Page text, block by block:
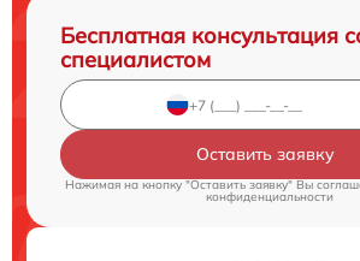
Бесплатная консультация
специалистом
Оставить заявку
Нажимая на кнопку "Оставить заявку" Вы
конфиденциальности